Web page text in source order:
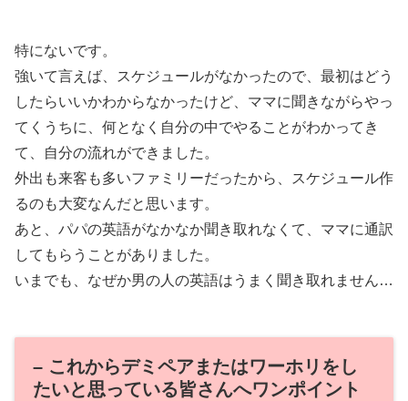
特にないです。
強いて言えば、スケジュールがなかったので、最初はどう
したらいいかわからなかったけど、ママに聞きながらやっ
てくうちに、何となく自分の中でやることがわかってき
て、自分の流れができました。
外出も来客も多いファミリーだったから、スケジュール作
るのも大変なんだと思います。
あと、パパの英語がなかなか聞き取れなくて、ママに通訳
してもらうことがありました。
いまでも、なぜか男の人の英語はうまく聞き取れません…
– これからデミペアまたはワーホリをし
たいと思っている皆さんへワンポイント